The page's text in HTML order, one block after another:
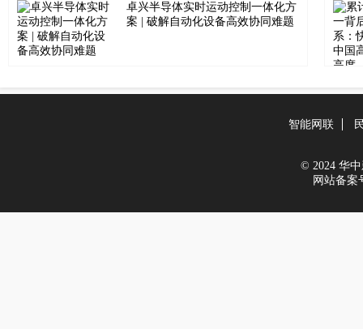
卓兴半导体实时运动控制一体化方
案 | 破解自动化设备高效协同难题
智能网联
© 2024 华中
网站备案